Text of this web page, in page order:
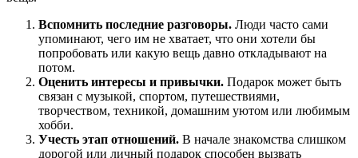
Вспомнить последние разговоры. Люди часто сами
упоминают, чего им не хватает, что они хотели бы
попробовать или какую вещь давно откладывают на
потом.
Оценить интересы и привычки. Подарок может быть
связан с музыкой, спортом, путешествиями,
творчеством, техникой, домашним уютом или любимым
хобби.
Учесть этап отношений. В начале знакомства слишком
дорогой или личный подарок способен вызвать